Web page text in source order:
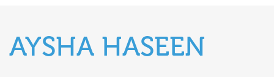
AYSHA HASEEN